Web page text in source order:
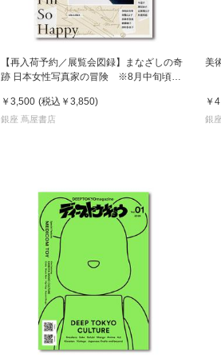
【再入荷予約／展覧会図録】まなざしの奇
跡 日本女性写真家の冒険 ※8月中旬頃入
￥3,500 (税込 ￥3,850)
銀座 蔦屋書店
美
￥
銀